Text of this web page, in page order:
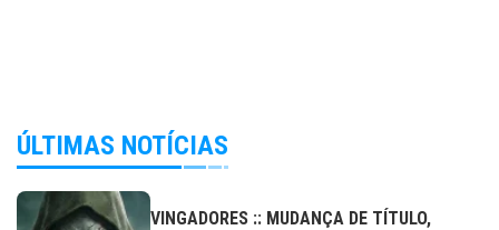
ÚLTIMAS NOTÍCIAS
VINGADORES :: MUDANÇA DE TÍTULO,